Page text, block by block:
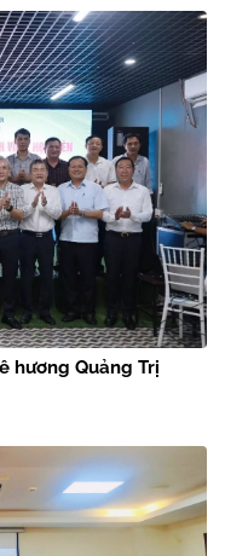
hương Quảng Trị